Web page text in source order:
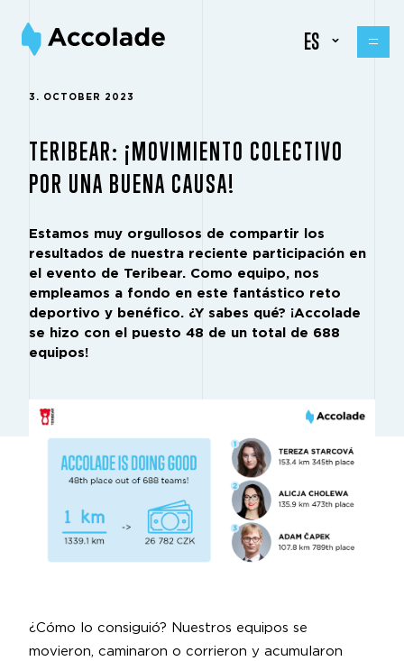
ES
3. OCTOBER 2023
TERIBEAR: ¡MOVIMIENTO COLECTIVO
POR UNA BUENA CAUSA!
Estamos muy orgullosos de compartir los
resultados de nuestra reciente participación en
el evento de Teribear. Como equipo, nos
empleamos a fondo en este fantástico reto
deportivo y benéfico. ¿Y sabes qué? ¡Accolade
se hizo con el puesto 48 de un total de 688
equipos!
¿Cómo lo consiguió? Nuestros equipos se
movieron, caminaron o corrieron y acumularon